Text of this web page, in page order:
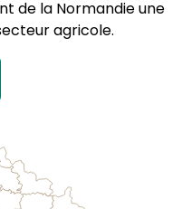
de la Normandie une
agricole.